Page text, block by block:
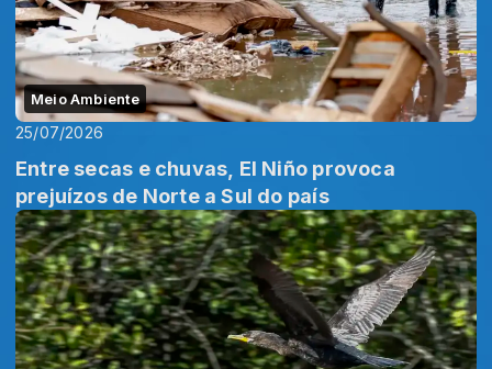
Meio Ambiente
25/07/2026
Entre secas e chuvas, El Niño provoca
prejuízos de Norte a Sul do país